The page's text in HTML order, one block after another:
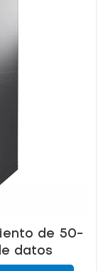
de 50-
datos